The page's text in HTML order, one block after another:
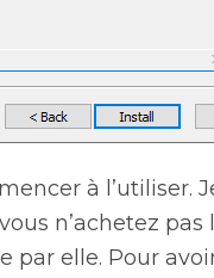
à l’utiliser.
n’achetez
par elle. Pour